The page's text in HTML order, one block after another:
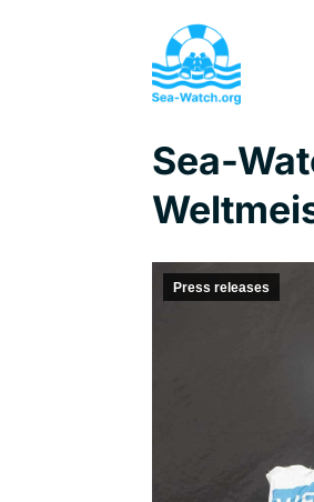
Sea-
Press releases